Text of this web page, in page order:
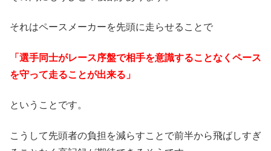
それはペースメーカーを先頭に走らせることで
「選手同士がレース序盤で相手を意識することなくペース
を守って走ることが出来る」
ということです。
こうして先頭者の負担を減らすことで前半から飛ばしすぎ